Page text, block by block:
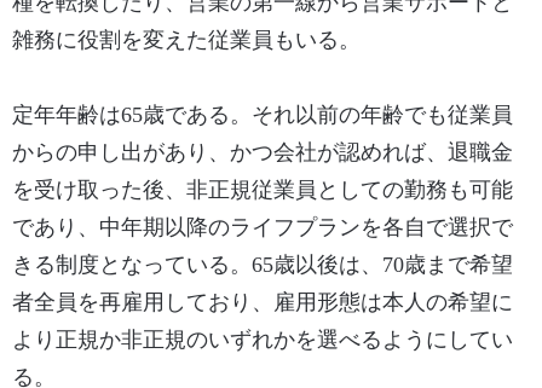
雑務に役割を変えた従業員もいる。
定年年齢は65歳である。それ以前の年齢でも従業員
からの申し出があり、かつ会社が認めれば、退職金
を受け取った後、非正規従業員としての勤務も可能
であり、中年期以降のライフプランを各自で選択で
きる制度となっている。65歳以後は、70歳まで希望
者全員を再雇用しており、雇用形態は本人の希望に
より正規か非正規のいずれかを選べるようにしてい
る。